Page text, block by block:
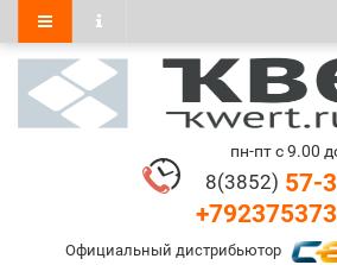
пн-пт с 9.00
8(3852) 57-
Официальный дистрибьютор